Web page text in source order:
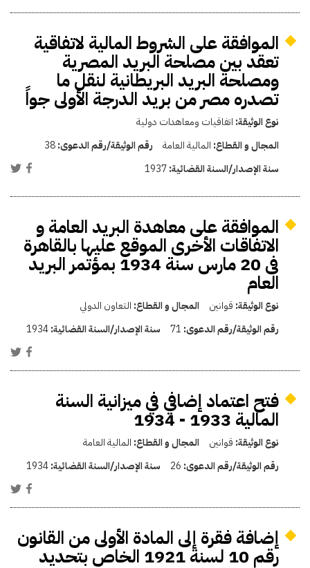
الموافقة على الشروط المالية لاتفاقية
تعقد بين مصلحة البريد المصرية
ومصلحة البريد البريطانية لنقل ما
تصدره مصر من بريد الدرجة الأولى جواً
نوع الوثيقة: اتفاقيات ومعاهدات دولية
المجال و القطاع: المالية العامة رقم الوثيقة/رقم الدعوى:38
سنة الإصدار/السنة القضائية:1937
الموافقة على معاهدة البريد العامة و
الاتفاقات الأخرى الموقع عليها بالقاهرة
فى 20 مارس سنة 1934 بمؤتمر البريد
العام
نوع الوثيقة: قوانين المجال و القطاع: التعاون الدولي
رقم الوثيقة/رقم الدعوى: 71 سنة الإصدار/السنة القضائية:1934
فتح اعتماد إضافي في ميزانية السنة
المالية 1933 - 1934
نوع الوثيقة: قوانين المجال و القطاع: المالية العامة
رقم الوثيقة/رقم الدعوى: 26 سنة الإصدار/السنة القضائية:1934
إضافة فقرة إلى المادة الأولى من القانون
رقم 10 لسنة 1921 الخاص بتحديد